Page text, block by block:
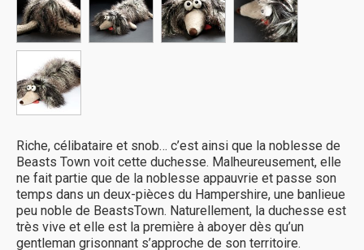
Riche, célibataire et snob… c’est ainsi que la noblesse de
Beasts Town voit cette duchesse. Malheureusement, elle
ne fait partie que de la noblesse appauvrie et passe son
temps dans un deux-pièces du Hampershire, une banlieue
peu noble de BeastsTown. Naturellement, la duchesse est
très vive et elle est la première à aboyer dès qu’un
gentleman grisonnant s’approche de son territoire.